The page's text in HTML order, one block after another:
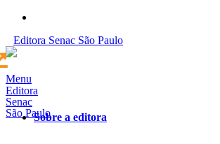
o
Editora Senac São Paulo
Menu
Editora
Senac
São PauloSobre a editora